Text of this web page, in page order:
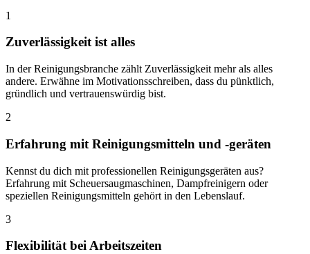
1
Zuverlässigkeit ist alles
In der Reinigungsbranche zählt Zuverlässigkeit mehr als alles
andere. Erwähne im Motivationsschreiben, dass du pünktlich,
gründlich und vertrauenswürdig bist.
2
Erfahrung mit Reinigungsmitteln und -geräten
Kennst du dich mit professionellen Reinigungsgeräten aus?
Erfahrung mit Scheuersaugmaschinen, Dampfreinigern oder
speziellen Reinigungsmitteln gehört in den Lebenslauf.
3
Flexibilität bei Arbeitszeiten